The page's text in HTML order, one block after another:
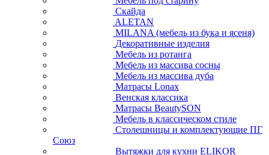
Скайда
ALETAN
MILANA (мебель из бука и ясеня)
Декоративные изделия
Мебель из ротанга
Мебель из массива сосны
Мебель из массива дуба
Матрасы Lonax
Венская классика
Матрасы BeautySON
Мебель в классическом стиле
Столешницы и комплектующие ПГ
Союз
Вытяжки для кухни ELIKOR